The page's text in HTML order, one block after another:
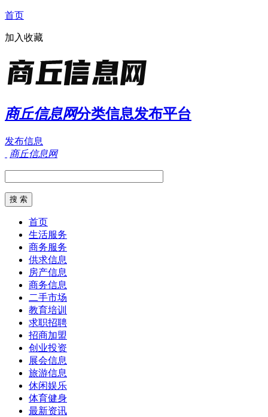
首页
加入收藏
商丘信息网分类信息发布平台
发布信息
商丘信息网
首页
生活服务
商务服务
供求信息
房产信息
商务信息
二手市场
教育培训
求职招聘
招商加盟
创业投资
展会信息
旅游信息
休闲娱乐
体育健身
最新资讯